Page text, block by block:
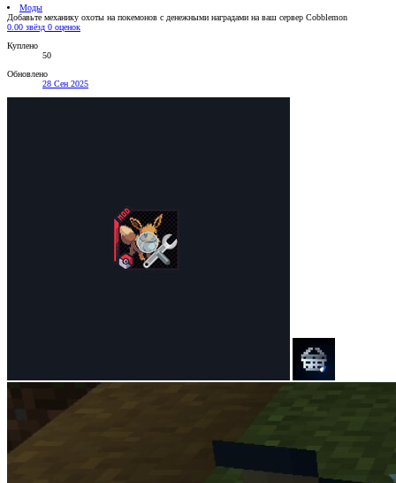
Моды
Добавьте механику охоты на покемонов с денежными наградами на ваш сервер Cobblemon
0.00 звёзд 0 оценок
Куплено
50
Обновлено
28 Сен 2025